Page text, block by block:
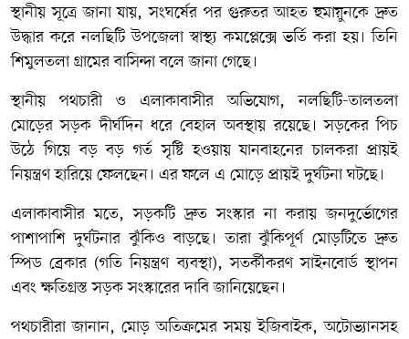
স্থানীয় সূত্রে জানা যায়, সংঘর্ষের পর গুরুতর আহত হুমায়ুনকে দ্রুত
উদ্ধার করে নলছিটি উপজেলা স্বাস্থ্য কমপ্লেক্সে ভর্তি করা হয়। তিনি
শিমুলতলা গ্রামের বাসিন্দা বলে জানা গেছে।
স্থানীয় পথচারী ও এলাকাবাসীর অভিযোগ, নলছিটি-তালতলা
মোড়ের সড়ক দীর্ঘদিন ধরে বেহাল অবস্থায় রয়েছে। সড়কের পিচ
উঠে গিয়ে বড় বড় গর্ত সৃষ্টি হওয়ায় যানবাহনের চালকরা প্রায়ই
নিয়ন্ত্রণ হারিয়ে ফেলছেন। এর ফলে এ মোড়ে প্রায়ই দুর্ঘটনা ঘটছে।
এলাকাবাসীর মতে, সড়কটি দ্রুত সংস্কার না করায় জনদুর্ভোগের
পাশাপাশি দুর্ঘটনার ঝুঁকিও বাড়ছে। তারা ঝুঁকিপূর্ণ মোড়টিতে দ্রুত
স্পিড ব্রেকার (গতি নিয়ন্ত্রণ ব্যবস্থা), সতর্কীকরণ সাইনবোর্ড স্থাপন
এবং ক্ষতিগ্রস্ত সড়ক সংস্কারের দাবি জানিয়েছেন।
পথচারীরা জানান, মোড় অতিক্রমের সময় ইজিবাইক, অটোভ্যানসহ